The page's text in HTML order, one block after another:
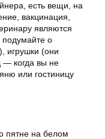
есть вещи, на
вакцинация,
являются
о
игрушки (они
— когда вы не
или гостиницу
пятне на белом